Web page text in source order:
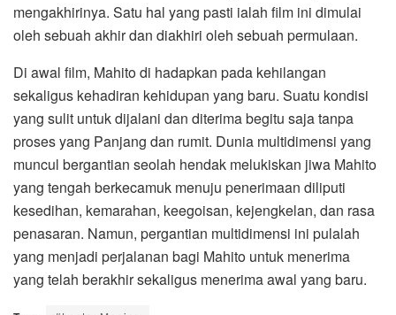
mengakhirinya. Satu hal yang pasti ialah film ini dimulai
oleh sebuah akhir dan diakhiri oleh sebuah permulaan.
Di awal film, Mahito di hadapkan pada kehilangan
sekaligus kehadiran kehidupan yang baru. Suatu kondisi
yang sulit untuk dijalani dan diterima begitu saja tanpa
proses yang Panjang dan rumit. Dunia multidimensi yang
muncul bergantian seolah hendak melukiskan jiwa Mahito
yang tengah berkecamuk menuju penerimaan diliputi
kesedihan, kemarahan, keegoisan, kejengkelan, dan rasa
penasaran. Namun, pergantian multidimensi ini pulalah
yang menjadi perjalanan bagi Mahito untuk menerima
yang telah berakhir sekaligus menerima awal yang baru.